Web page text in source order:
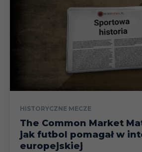
HISTORYCZNE MECZE
The Common Market
jak futbol pomagał w
europejskiej